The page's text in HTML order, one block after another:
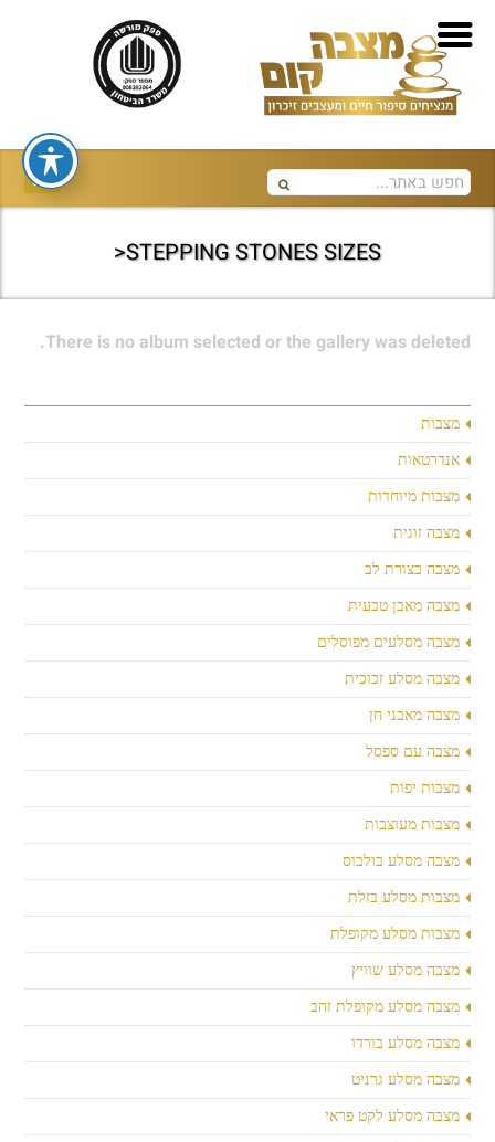
STEPPING STONES SIZES<
מצבות
אנדרטאות
מצבות מיוחדות
מצבה זוגית
מצבה בצורת לב
מצבה מאבן טבעית
מצבה מסלעים מפוסלים
מצבה מסלע זכוכית
מצבה מאבני חן
מצבה עם ספסל
מצבות יפות
מצבות מעוצבות
מצבה מסלע בולבוס
מצבות מסלע בזלת
מצבות מסלע מקופלת
מצבה מסלע שוויץ
מצבה מסלע מקופלת זהב
מצבה מסלע בורדו
מצבה מסלע גרניט
מצבה מסלע לקט פראי
There is no album selected or the gallery was deleted.